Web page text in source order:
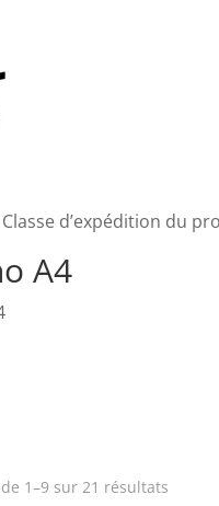
d’expédition du
A4
1–9 sur 21 résultats